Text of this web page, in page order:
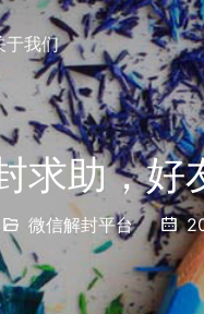
于我们
求助，好
微信解封平台